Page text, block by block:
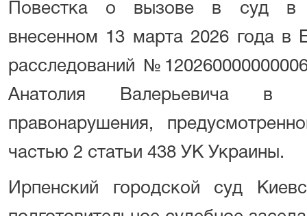
Повестка о вызове в суд в
внесенном 13 марта 2026 года в
расследований
Анатолия Валерьевича в
правонарушения,
частью 2 статьи 438 УК Украины.
Ирпенский городской суд